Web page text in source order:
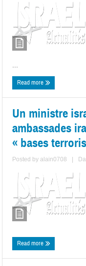
Read more
Un ministre
ambassades
« bases
Posted byalain0708
Read more